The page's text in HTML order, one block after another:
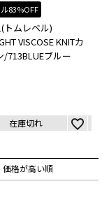
83%OFF
トムレベル)
VISCOSE KNITカ
/713BLUEブルー
在庫切れ
価格が高い順